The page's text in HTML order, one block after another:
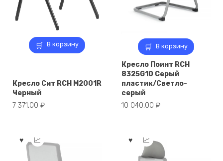
В корзину
Кресло Сит RCH M2001R
Черный
7 371,00 ₽
В корзину
Кресло Поинт RCH
8325G10 Серый
пластик/Светло-
серый
10 040,00 ₽